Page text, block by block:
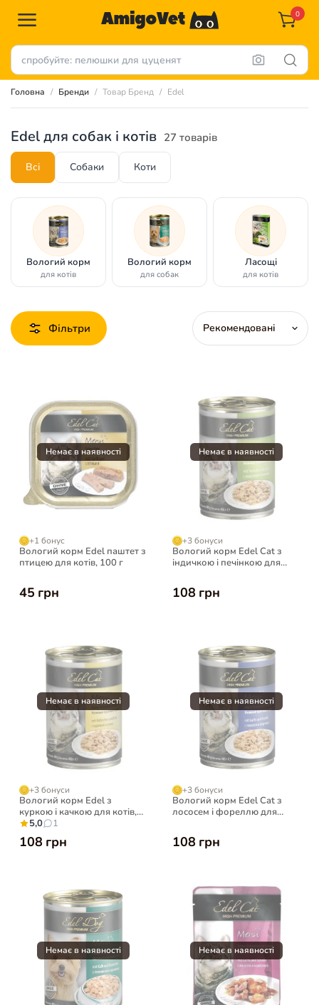
0
Головна Бренди Товар Бренд Edel
Edel для собак і котів 27 товарів
Всі Собаки Коти
Вологий корм
для котів
Вологий корм
для собак
Ласощі
для котів
Фільтри
+1 бонус
Вологий корм Edel паштет з
птицею для котів, 100 г
45 грн
+3 бонуси
Вологий корм Edel Cat з
індичкою і печінкою для
108 грн
+3 бонуси
Вологий корм Edel з
куркою і качкою для котів,
400 г
5,0 1
108 грн
+3 бонуси
Вологий корм Edel Cat з
лососем і фореллю для
108 грн